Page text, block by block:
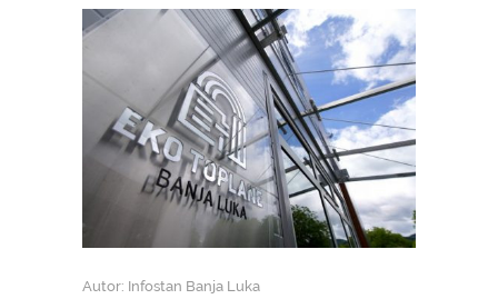
Autor: Infostan Banja Luka